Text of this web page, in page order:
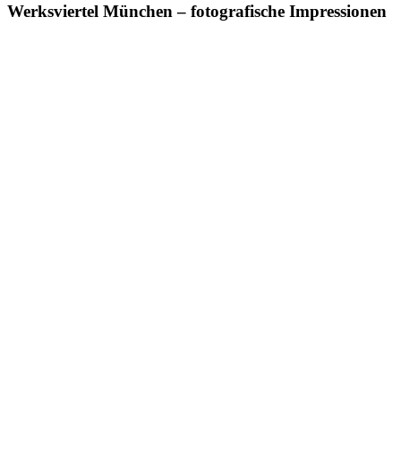
Werksviertel München – fotografische Impressionen